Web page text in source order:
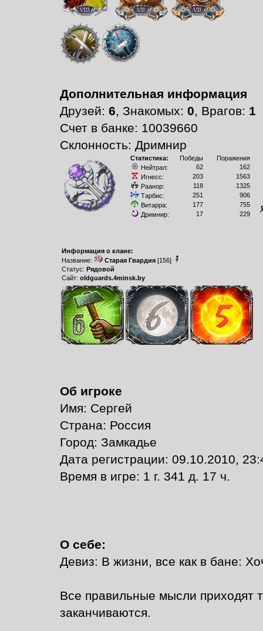
Дополнительная информация
Друзей: 6, Знакомых: 0, Врагов: 1
Счет в банке: 10039660
Склонность: Дримнир
Статистика: Победы
Поражения
Нейтрал:
62
162
Игнесс:
203
1563
Раанор:
118
1325
Тарбис:
251
906
Витарра:
177
755
Дримнир:
17 229
Информация о клане:
Название:
Старая Гвардия[156]
Статус: Рядовой
Сайт: oldguards.4minsk.by
Об игроке
Имя: Сергей
Страна: Россия
Город: Замкадье
Дата регистрации: 09.10.2010,
Время в игре: 1 г. 341 д. 17 ч.
О себе:
Девиз: В жизни, все как в бане:
Все правильные мысли приходят
заканчиваются.